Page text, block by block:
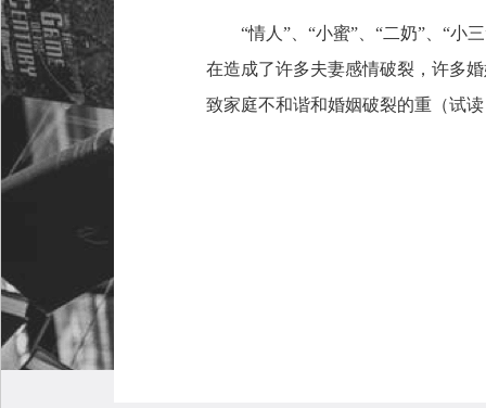
“情人”、“小蜜”、“二奶”、“小
在造成了许多夫妻感情破裂，许多
致家庭不和谐和婚姻破裂的重（试